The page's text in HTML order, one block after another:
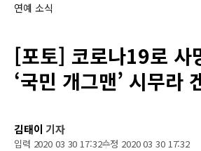
연예 소식
[포토] 코로나19로 사
‘국민 개그맨’ 시무라
김태이 기자
입력 2020 03 30 17:32수정 2020 03 30 17:32